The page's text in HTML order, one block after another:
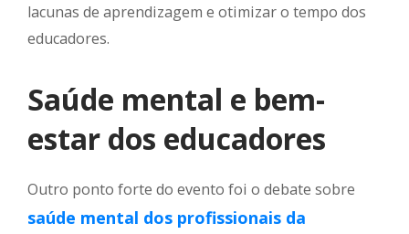
lacunas de aprendizagem e otimizar o tempo dos
educadores.
Saúde mental e bem-
estar dos educadores
Outro ponto forte do evento foi o debate sobre
saúde mental dos profissionais da